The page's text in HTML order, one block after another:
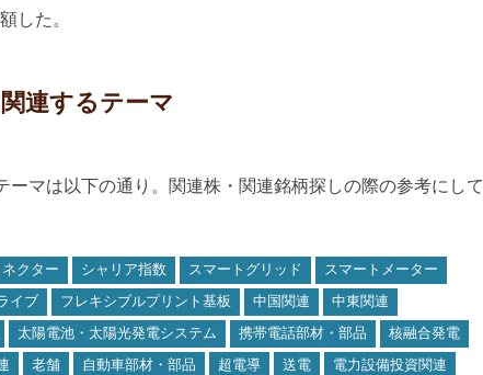
した。
連するテーマ
ーマは以下の通り。関連株・関連銘柄探しの際の参考にして
ネクター シャリア指数 スマートグリッド
スマートメーター
イブ フレキシブルプリント基板 中国関連
中東関連
太陽電池・太陽光発電システム 携帯電話部材・部品
核融合発電
老舗 自動車部材・部品 超電導 送電
電力設備投資関連